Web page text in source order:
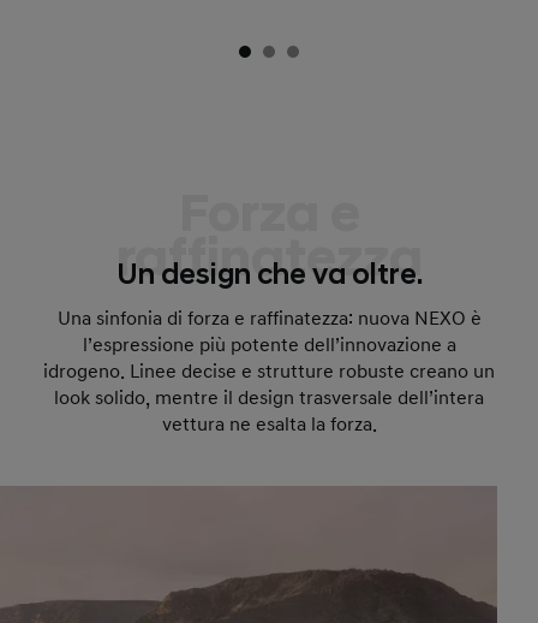
raffinatezza
Un design che va oltre.
Una sinfonia di forza e raffinatezza: nuova NEXO è
l’espressione più potente dell’innovazione a
idrogeno. Linee decise e strutture robuste creano un
look solido, mentre il design trasversale dell’intera
vettura ne esalta la forza.